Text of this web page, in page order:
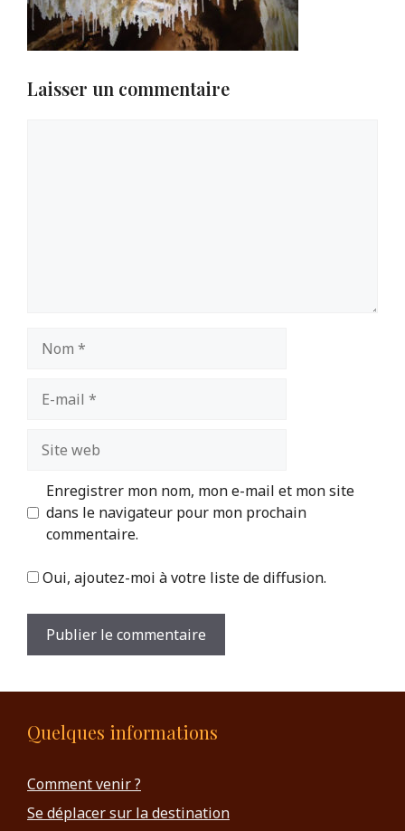
Laisser un commentaire
mail
web
Enregistrer mon nom, mon e-mail et mon site
dans le navigateur pour mon prochain
commentaire.
Oui, ajoutez-moi à votre liste de diffusion.
Quelques informations
Comment venir ?
Se déplacer sur la destination